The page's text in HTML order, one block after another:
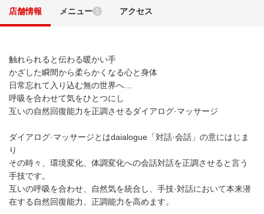
店舗情報 メニュー 1 アクセス
触れられると伝わる暖かい手
かざした瞬間から柔らかくなる心と身体
日常忘れて入り込む無の世界へ…
呼吸を合わせて気をひとつにし
互いの自然回復能力を正調させるダイアログ·マッサージ
ダイアログ·マッサージとはdaialogue「対話·会話」の意にはじま
り
その時々、環境変化、体調変化への会話対話を正調させると言う
手技です。
互いの呼吸を合わせ、自然気を統合し、手技·対話において本来潜
在する自然回復能力、正調能力を高めます。